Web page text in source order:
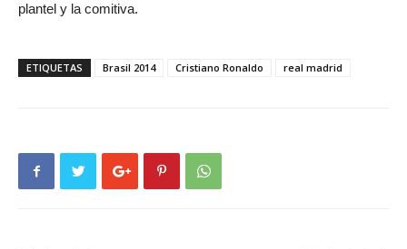
plantel y la comitiva.
ETIQUETAS Brasil 2014 Cristiano Ronaldo real madrid